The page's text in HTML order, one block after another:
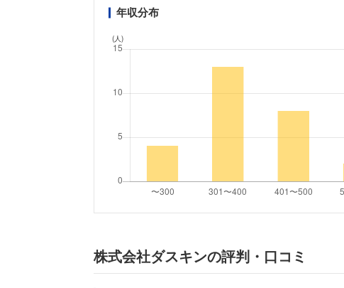
年収分布
(人)
株式会社ダスキンの評判・口コミ